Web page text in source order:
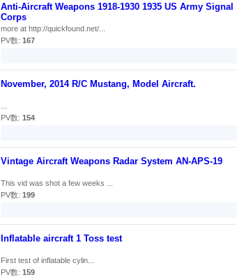
Anti-Aircraft Weapons 1918-1930 1935 US Army Signal
Corps
more at http://quickfound.net/...
PV数: 167
November, 2014 R/C Mustang, Model Aircraft.
PV数: 154
Vintage Aircraft Weapons Radar System AN-APS-19
This vid was shot a few weeks ...
PV数: 199
Inflatable aircraft 1 Toss test
First test of inflatable cylin...
PV数: 159